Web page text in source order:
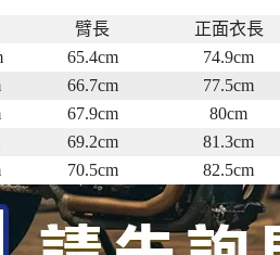
臂長
正面衣長
65.4cm
74.9cm
66.7cm
77.5cm
67.9cm
80cm
69.2cm
81.3cm
70.5cm 82.5cm